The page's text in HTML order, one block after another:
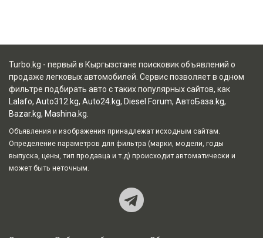
Turbo.kg - первый в Кыргызстане поисковик объявлений о
продаже легковых автомобилей. Сервис позволяет в одном
фильтре подбирать авто с таких популярных сайтов, как
Lalafo, Auto312.kg, Auto24.kg, Diesel Forum, АвтоБаза.kg,
Bazar.kg, Mashina.kg
Объявления и изображения принадлежат исходным сайтам.
Определение параметров для фильтра (марки, модели, годы
выпуска, цены, тип продавца и т.д) происходит автоматически и
может быть неточным.
Наш